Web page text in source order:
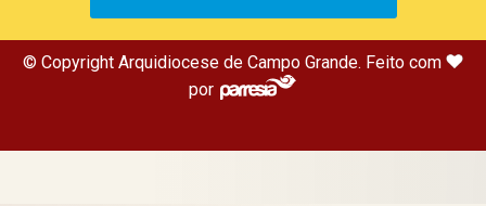
© Copyright Arquidiocese de Campo Grande. Feito com
por